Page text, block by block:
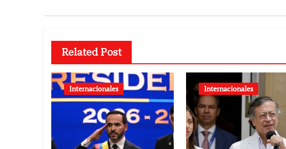
Related Post
Internacionales Internacionales